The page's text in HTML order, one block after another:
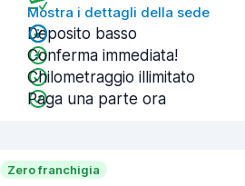
Mostra i dettagli della sede
Deposito basso
Conferma immediata!
Chilometraggio illimitato
Paga una parte ora
Zero franchigia